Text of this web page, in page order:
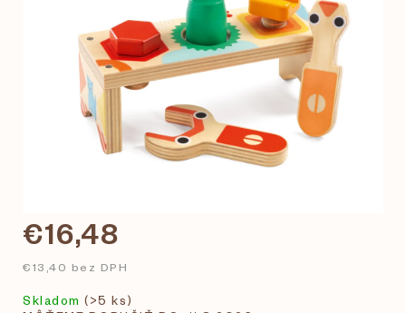
€16,48
€13,40 bez DPH
Skladom (>5 ks)